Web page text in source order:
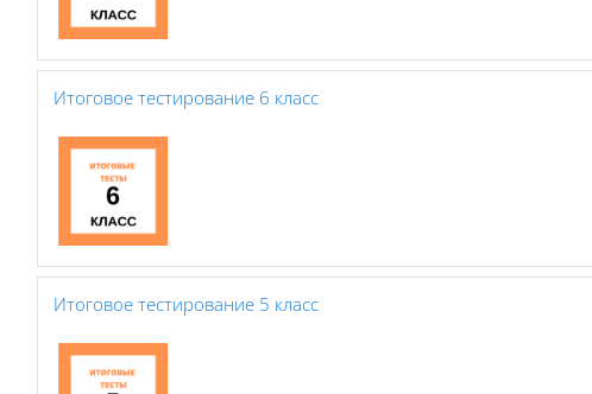
Итоговое тестирование 6 класс
Итоговое тестирование 5 класс